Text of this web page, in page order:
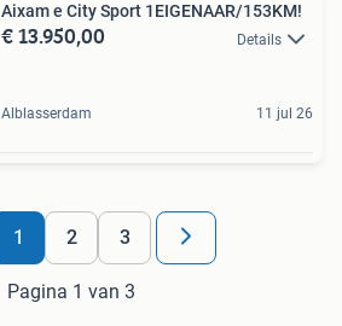
Aixam e City Sport 1EIGENAAR/153KM!
€ 13.950,00 Details
Alblasserdam 11 jul 26
1 2 3
Pagina 1 van 3